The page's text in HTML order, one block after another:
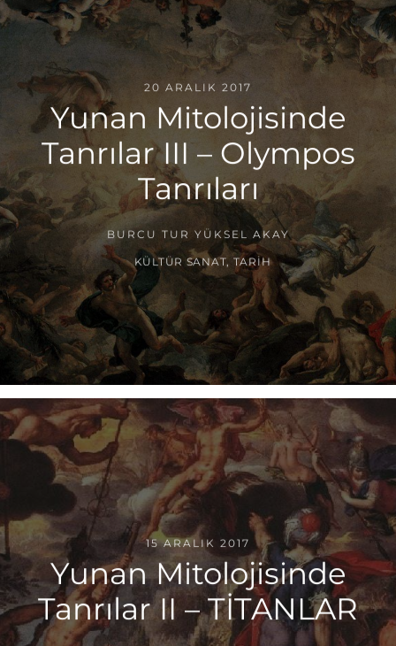
20 ARALIK 2017
Yunan Mitolojisinde
Tanrılar III – Olympos
Tanrıları
BURCU TUR YÜKSEL AKAY
KÜLTÜR SANAT, TARIH
15 ARALIK 2017
Yunan Mitolojisinde
Tanrılar II – TİTANLAR